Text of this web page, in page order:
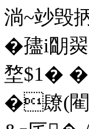
淌~竗
�孻i朙
堥$1�
�镽(